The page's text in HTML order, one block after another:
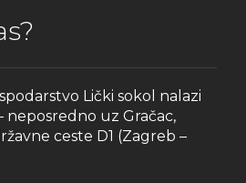
Lički sokol nalazi
neposredno uz Gračac,
ceste D1 (Zagreb –